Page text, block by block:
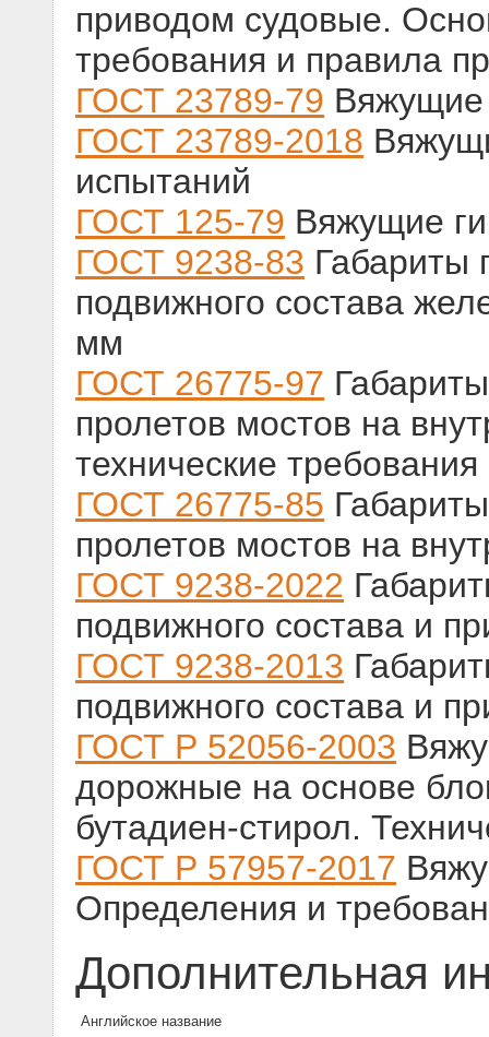
приводом судовые.
требования и правила
ГОСТ 23789-79 Вяжущие
ГОСТ 23789-2018
испытаний
ГОСТ 125-79 Вяжущие
ГОСТ 9238-83 Габариты
подвижного состава
мм
ГОСТ 26775-97
пролетов мостов на
технические требования
ГОСТ 26775-85
пролетов мостов на
ГОСТ 9238-2022
подвижного состава и
ГОСТ 9238-2013
подвижного состава и
ГОСТ Р 52056-2003
дорожные на основе
бутадиен-стирол.
ГОСТ Р 57957-2017
Определения и
Дополнительная
Английское название